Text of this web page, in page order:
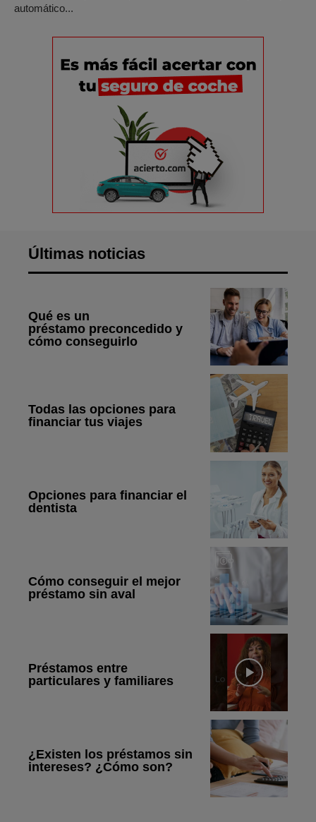
automático...
Últimas noticias
Qué es un
préstamo preconcedido y
cómo conseguirlo
Todas las opciones para
financiar tus viajes
Opciones para financiar el
dentista
Cómo conseguir el mejor
préstamo sin aval
Préstamos entre
particulares y familiares
¿Existen los préstamos sin
intereses? ¿Cómo son?